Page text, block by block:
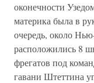
оконечности
материка была в
очередь, около
расположились 8
фрегатов под
гавани Штеттина